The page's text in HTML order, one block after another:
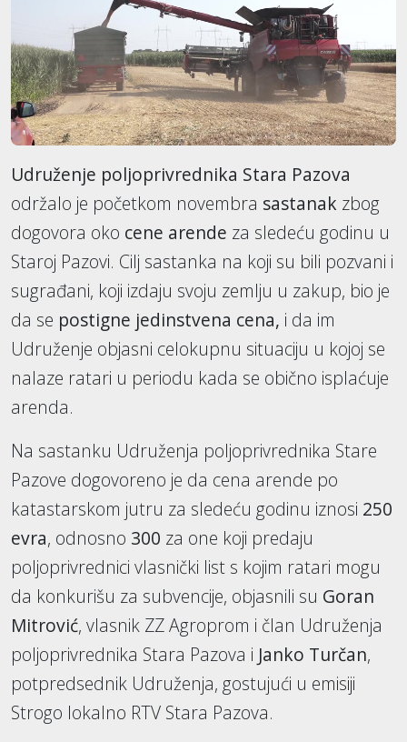
Udruženje poljoprivrednika Stara Pazova
održalo je početkom novembra sastanak zbog
dogovora oko cene arende za sledeću godinu u
Staroj Pazovi. Cilj sastanka na koji su bili pozvani i
sugrađani, koji izdaju svoju zemlju u zakup, bio je
da se postigne jedinstvena cena, i da im
Udruženje objasni celokupnu situaciju u kojoj se
nalaze ratari u periodu kada se obično isplaćuje
arenda.
Na sastanku Udruženja poljoprivrednika Stare
Pazove dogovoreno je da cena arende po
katastarskom jutru za sledeću godinu iznosi 250
evra, odnosno 300 za one koji predaju
poljoprivrednici vlasnički list s kojim ratari mogu
da konkurišu za subvencije, objasnili su Goran
Mitrović, vlasnik ZZ Agroprom i član Udruženja
poljoprivrednika Stara Pazova i Janko Turčan,
potpredsednik Udruženja, gostujući u emisiji
Strogo lokalno RTV Stara Pazova.